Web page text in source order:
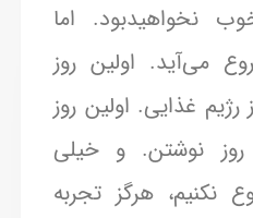
نخواهیدبود. اما
می‌آید. اولین روز
غذایی. اولین روز
روز نوشتن. و خیلی
نکنیم، هرگز تجربه